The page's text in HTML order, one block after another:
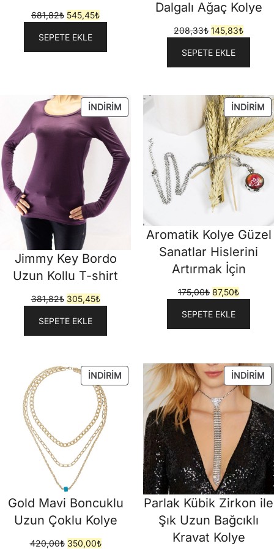
681,82₺ Orijinal
681,82₺.
545,45₺Şu
SEPETE EKLE
Dalgalı Ağaç Kolye
208,33₺ Orijinal
208,33₺.
145,83₺Şu
SEPETE EKLE
İNDIRIMİNDIRIMDEKI
Jimmy Key Bordo
Uzun Kollu T-shirt
381,82₺ Orijinal
381,82₺.
305,45₺Şu
SEPETE EKLE
İNDIRIM
Aromatik Kolye Güzel
Sanatlar Hislerini
Artırmak İçin
175,00₺ Orijinal
175,00₺.
87,50₺Şu
SEPETE EKLE
İNDIRIMİNDIRIMDEKI
ÜRÜN
Gold Mavi Boncuklu
Uzun Çoklu Kolye
420,00₺ Orijinal
350,00₺Şu
İNDIRIM
Parlak Kübik Zirkon ile
Şık Uzun Bağcıklı
Kravat Kolye